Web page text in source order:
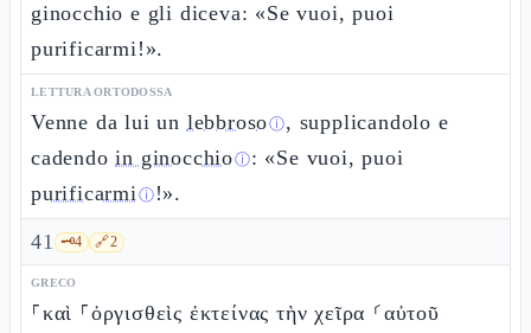
ginocchio e gli diceva: «Se vuoi, puoi
purificarmi!».
LETTURA ORTODOSSA
Venne da lui un lebbrosoⓘ, supplicandolo e
cadendoin ginocchioⓘ: «Se vuoi, puoi
purificarmiⓘ !».
41 🗝️4 🔗2
GRECO
⸀καὶ ⸀ὀργισθεὶς ἐκτείνας τὴν χεῖρα ⸂αὐτοῦ